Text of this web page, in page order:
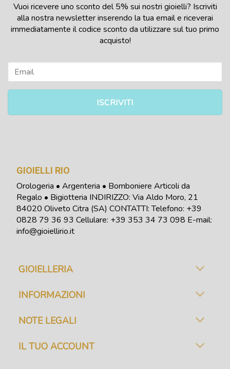
Vuoi ricevere uno sconto del 5% sui nostri gioielli? Iscriviti
alla nostra newsletter inserendo la tua email e riceverai
immediatamente il codice sconto da utilizzare sul tuo primo
acquisto!
GIOIELLI RIO
Orologeria • Argenteria • Bomboniere Articoli da
Regalo • Bigiotteria INDIRIZZO: Via Aldo Moro, 21
84020 Oliveto Citra (SA) CONTATTI: Telefono: +39
0828 79 36 93 Cellulare: +39 353 34 73 098 E-mail:
info@gioiellirio.it
GIOIELLERIA
INFORMAZIONI
NOTE LEGALI
IL TUO ACCOUNT